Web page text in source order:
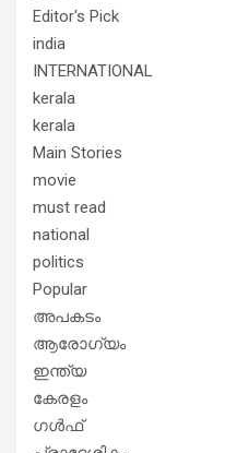
Editor's Pick
india
INTERNATIONAL
kerala
kerala
Main Stories
movie
must read
national
politics
Popular
അപകടം
ആരോഗ്യം
ഇന്ത്യ
കേരളം
ഗൾഫ്